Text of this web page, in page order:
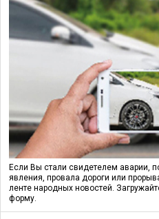
Если Вы стали свидетелем аварии,
явления, провала дороги или
ленте народных новостей.
форму.